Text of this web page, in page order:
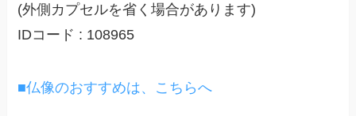
(外側カプセルを省く場合があります)
IDコード : 108965
■仏像のおすすめは、こちらへ